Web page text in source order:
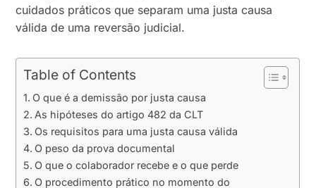
cuidados práticos que separam uma justa causa
válida de uma reversão judicial.
Table of Contents
O que é a demissão por justa causa
As hipóteses do artigo 482 da CLT
Os requisitos para uma justa causa válida
O peso da prova documental
O que o colaborador recebe e o que perde
O procedimento prático no momento do